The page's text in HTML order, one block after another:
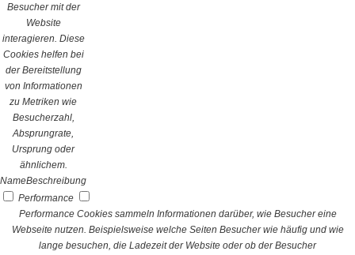
Besucher mit der
Website
interagieren. Diese
Cookies helfen bei
der Bereitstellung
von Informationen
zu Metriken wie
Besucherzahl,
Absprungrate,
Ursprung oder
ähnlichem.
NameBeschreibung
Performance
Performance Cookies sammeln Informationen darüber, wie Besucher eine
Webseite nutzen. Beispielsweise welche Seiten Besucher wie häufig und wie
lange besuchen, die Ladezeit der Website oder ob der Besucher